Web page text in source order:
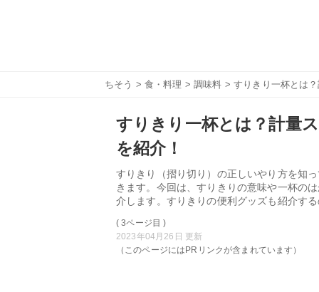
ちそう > 食・料理 >調味料 > すりきり一杯とは
すりきり一杯とは？計量
を紹介！
すりきり（摺り切り）の正しいやり方を知
きます。今回は、すりきりの意味や一杯の
介します。すりきりの便利グッズも紹介す
( 3ページ目 )
2023年04月26日 更新
（このページにはPRリンクが含まれています）